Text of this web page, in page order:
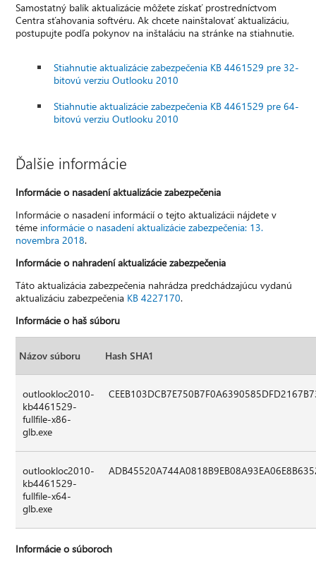
Samostatný balík aktualizácie môžete získať prostredníctvom
Centra sťahovania softvéru. Ak chcete nainštalovať aktualizáciu,
postupujte podľa pokynov na inštaláciu na stránke na stiahnutie.
Stiahnutie aktualizácie zabezpečenia KB 4461529 pre 32-
bitovú verziu Outlooku 2010
Stiahnutie aktualizácie zabezpečenia KB 4461529 pre 64-
bitovú verziu Outlooku 2010
Ďalšie informácie
Informácie o nasadení aktualizácie zabezpečenia
Informácie o nasadení informácií o tejto aktualizácii nájdete v
téme informácie o nasadení aktualizácie zabezpečenia: 13.
novembra 2018.
Informácie o nahradení aktualizácie zabezpečenia
Táto aktualizácia zabezpečenia nahrádza predchádzajúcu vydanú
aktualizáciu zabezpečenia KB 4227170.
Informácie o haš súboru
Názov súboru Hash SHA1
outlookloc2010-
kb4461529-
fullfile-x86-
glb.exe
outlookloc2010-
kb4461529-
fullfile-x64-
glb.exe
Informácie o súboroch